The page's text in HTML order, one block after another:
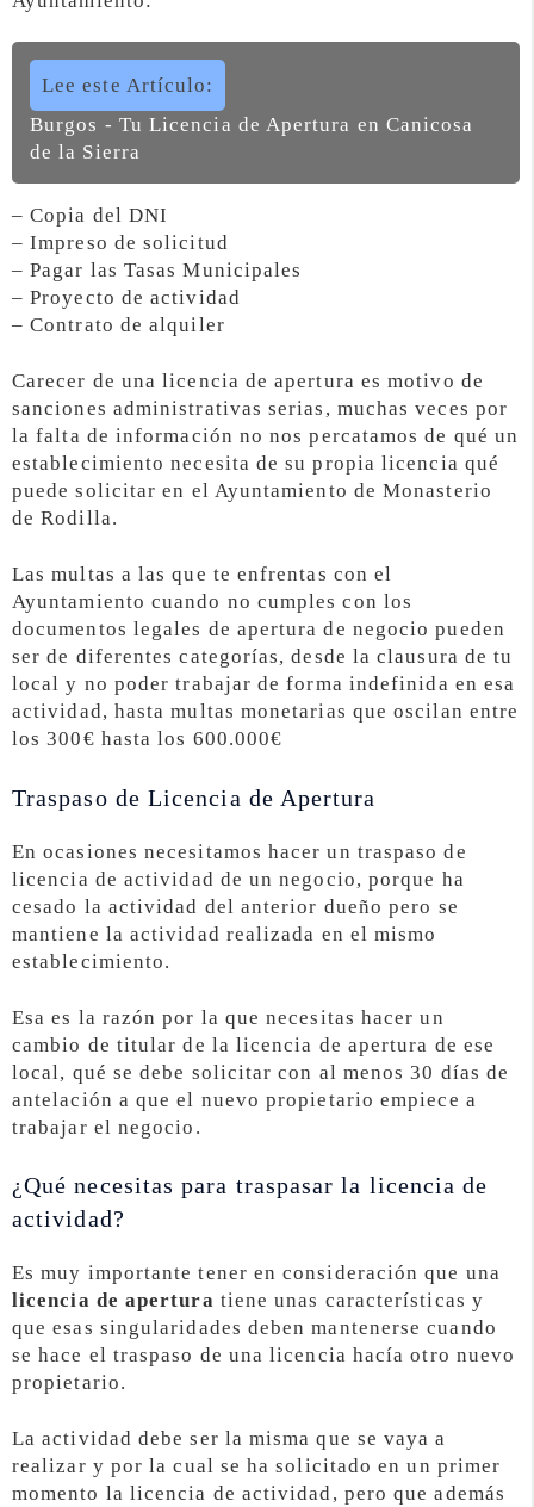
Lee este Artículo:
Burgos - Tu Licencia de Apertura en Canicosa
de la Sierra
– Copia del DNI
– Impreso de solicitud
– Pagar las Tasas Municipales
– Proyecto de actividad
– Contrato de alquiler
Carecer de una licencia de apertura es motivo de
sanciones administrativas serias, muchas veces por
la falta de información no nos percatamos de qué un
establecimiento necesita de su propia licencia qué
puede solicitar en el Ayuntamiento de Monasterio
de Rodilla.
Las multas a las que te enfrentas con el
Ayuntamiento cuando no cumples con los
documentos legales de apertura de negocio pueden
ser de diferentes categorías, desde la clausura de tu
local y no poder trabajar de forma indefinida en esa
actividad, hasta multas monetarias que oscilan entre
los 300€ hasta los 600.000€
Traspaso de Licencia de Apertura
En ocasiones necesitamos hacer un traspaso de
licencia de actividad de un negocio, porque ha
cesado la actividad del anterior dueño pero se
mantiene la actividad realizada en el mismo
establecimiento.
Esa es la razón por la que necesitas hacer un
cambio de titular de la licencia de apertura de ese
local, qué se debe solicitar con al menos 30 días de
antelación a que el nuevo propietario empiece a
trabajar el negocio.
¿Qué necesitas para traspasar la licencia de
actividad?
Es muy importante tener en consideración que una
licencia de apertura tiene unas características y
que esas singularidades deben mantenerse cuando
se hace el traspaso de una licencia hacía otro nuevo
propietario.
La actividad debe ser la misma que se vaya a
realizar y por la cual se ha solicitado en un primer
momento la licencia de actividad, pero que además